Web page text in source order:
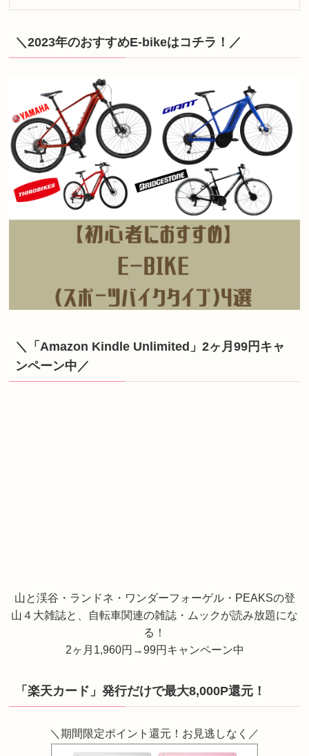
＼2023年のおすすめE-bikeはコチラ！／
＼「Amazon Kindle Unlimited」2ヶ月99円キャ
ンペーン中／
山と渓谷・ランドネ・ワンダーフォーゲル・PEAKSの登
山４大雑誌と、自転車関連の雑誌・ムックが読み放題にな
る！
2ヶ月1,960円→99円キャンペーン中
「楽天カード」発行だけで最大8,000P還元！
＼期間限定ポイント還元！お見逃しなく／